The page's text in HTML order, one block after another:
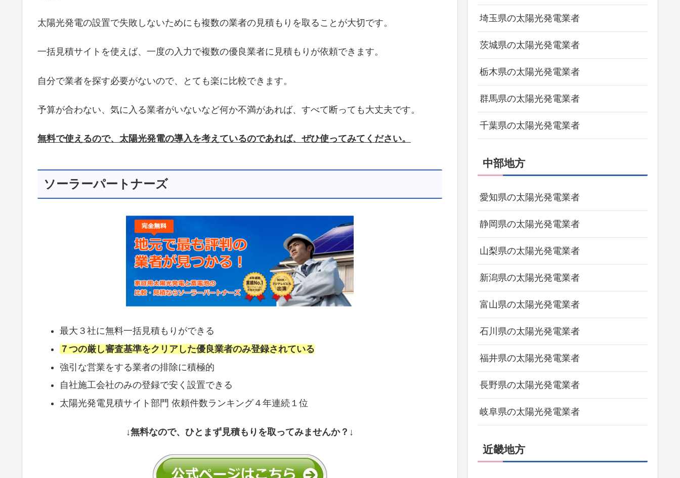
太陽光発電の設置で失敗しないためにも複数の業者の見積もりを取ることが大切です。
一括見積サイトを使えば、一度の入力で複数の優良業者に見積もりが依頼できます。
自分で業者を探す必要がないので、とても楽に比較できます。
予算が合わない、気に入る業者がいないなど何か不満があれば、すべて断っても大丈夫です。
無料で使えるので、太陽光発電の導入を考えているのであれば、ぜひ使ってみてください。
ソーラーパートナーズ
最大３社に無料一括見積もりができる
７つの厳し審査基準をクリアした優良業者のみ登録されている
強引な営業をする業者の排除に積極的
自社施工会社のみの登録で安く設置できる
太陽光発電見積サイト部門 依頼件数ランキング４年連続１位
↓無料なので、ひとまず見積もりを取ってみませんか？↓
埼玉県の太陽光発電業者
茨城県の太陽光発電業者
栃木県の太陽光発電業者
群馬県の太陽光発電業者
千葉県の太陽光発電業者
中部地方
愛知県の太陽光発電業者
静岡県の太陽光発電業者
山梨県の太陽光発電業者
新潟県の太陽光発電業者
富山県の太陽光発電業者
石川県の太陽光発電業者
福井県の太陽光発電業者
長野県の太陽光発電業者
岐阜県の太陽光発電業者
近畿地方